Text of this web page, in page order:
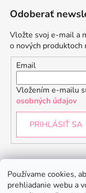
Používame cookies,
prehliadanie webu a
Odoberať
Vložte svoj e-mail a
o nových produktoch
Email
Vložením e-mailu
osobných údajov
PRIHLÁSIŤ SA
Instagram